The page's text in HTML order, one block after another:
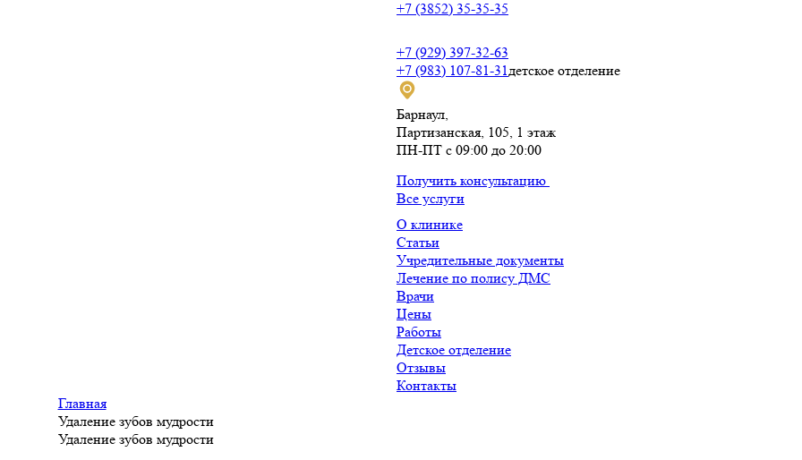
+7 (3852) 35-35-35
+7 (929) 397-32-63
+7 (983) 107-81-31детское отделение
Барнаул,
Партизанская, 105,​ 1 этаж
ПН-ПТ с 09:00 до 20:00
Получить консультацию
Все услуги
О клинике
Статьи
Учредительные документы
Лечение по полису ДМС
Врачи
Цены
Работы
Детское отделение
Отзывы
Контакты
Главная
Удаление зубов мудрости
Удаление зубов мудрости